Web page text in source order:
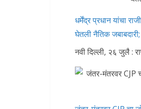
धर्मेंद्र प्रधान यांचा
घेतली नैतिक
नवी दिल्ली, २६ जुलै :